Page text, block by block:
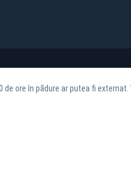
de ore în pădure ar putea fi